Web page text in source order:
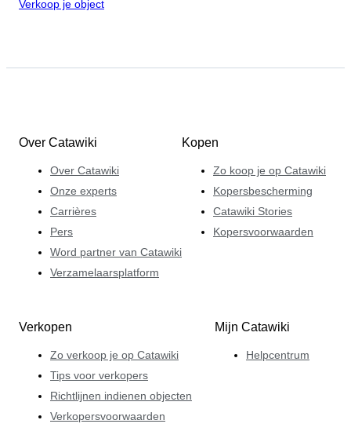
Verkoop je object
Over Catawiki
Over Catawiki
Onze experts
Carrières
Pers
Word partner van Catawiki
Verzamelaarsplatform
Kopen
Zo koop je op Catawiki
Kopersbescherming
Catawiki Stories
Kopersvoorwaarden
Verkopen
Zo verkoop je op Catawiki
Tips voor verkopers
Richtlijnen indienen objecten
Verkopersvoorwaarden
Mijn Catawiki
Helpcentrum